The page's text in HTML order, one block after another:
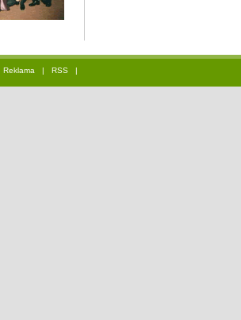
Reklama | RSS |